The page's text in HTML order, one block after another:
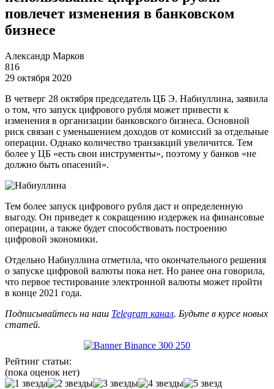
повлечет изменения в банковском
бизнесе
Александр Марков
816
29 октября 2020
В четверг 28 октября председатель ЦБ Э. Набиуллина, заявила
о том, что запуск цифрового рубля может привести к
изменения в организации банковского бизнеса. Основной
риск связан с уменьшением доходов от комиссий за отдельные
операции. Однако количество транзакций увеличится. Тем
более у ЦБ «есть свои инструменты», поэтому у банков «не
должно быть опасений».
Тем более запуск цифрового рубля даст и определенную
выгоду. Он приведет к сокращению издержек на финансовые
операции, а также будет способствовать построению
цифровой экономики.
Отдельно Набиуллина отметила, что окончательного решения
о запуске цифровой валюты пока нет. Но ранее она говорила,
что первое тестирование электронной валюты может пройти
в конце 2021 года.
Подписывайтесь на наш Telegram канал. Будьте в курсе новых
статей.
Рейтинг статьи:
(пока оценок нет)